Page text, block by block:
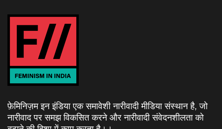
फ़ेमिनिज़म इन इंडिया एक समावेशी नारीवादी मीडिया संस्थान है, जो
नारीवाद पर समझ विकसित करने और नारीवादी संवेदनशीलता को